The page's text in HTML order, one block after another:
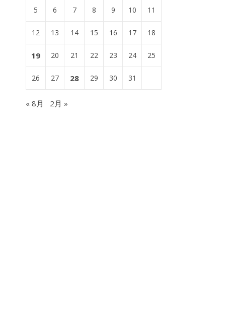
5 6 7 8 9 10 11
12 13 14 15 16 17 18
19 20 21 22 23 24 25
26 27 28 29 30 31
« 8月 2月 »